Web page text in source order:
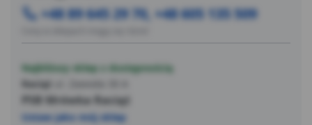
+48 89 645 29 70, +48 605 135 509
Najbliższy sklep z dostępnością
Raciąż
PSB Mrówka Raciąż
Ustaw jako mój sklep